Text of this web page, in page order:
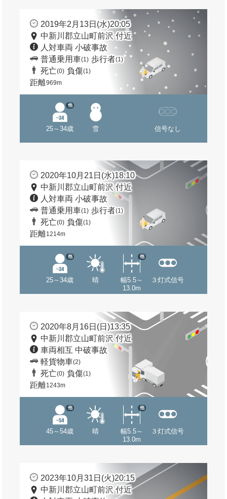
2019年2月13日(水)20:05
中新川郡立山町前沢 付近
人対車両 小破事故
普通乗用車(1) 歩行者(1)
死亡(0) 負傷(1)
距離969m
25～34歳
他
雪 信号なし
2020年10月21日(水)18:10
中新川郡立山町前沢 付近
人対車両 小破事故
普通乗用車(1) 歩行者(1)
死亡(0) 負傷(1)
距離1214m
25～34歳
他
晴
幅5.5～
13.0m
他
３灯式信号
2020年8月16日(日)13:35
中新川郡立山町前沢 付近
車両相互 中破事故
軽貨物車(2)
死亡(0) 負傷(1)
距離1243m
45～54歳
他
晴
幅5.5～
13.0m
他
３灯式信号
2023年10月31日(火)20:15
中新川郡立山町前沢 付近